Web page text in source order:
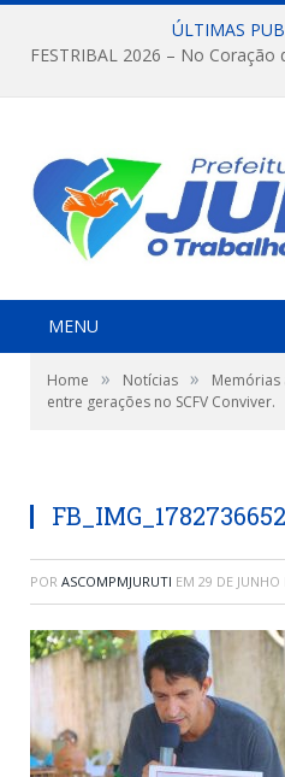
ÚLTIMAS
MENU
Home » Notícias »
Memórias
entre gerações no SCFV Conviver.
POR ASCOMPMJURUTI EM 29 DE JUNHO